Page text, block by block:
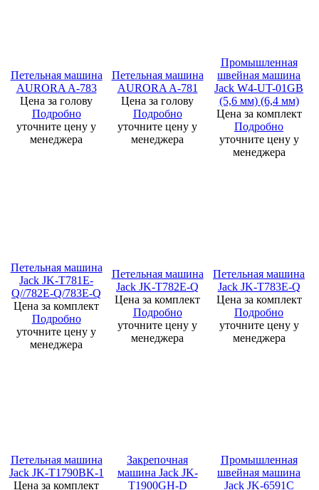
Петельная машина
AURORA A-783
Цена за голову
Подробно
уточните цену у
менеджера
Петельная машина
AURORA A-781
Цена за голову
Подробно
уточните цену у
менеджера
Промышленная
швейная машина
Jack W4-UT-01GB
(5,6 мм) (6,4 мм)
Цена за комплект
Подробно
уточните цену у
менеджера
Петельная машина
Jack JK-T781E-
Q//782E-Q/783E-Q
Цена за комплект
Подробно
уточните цену у
менеджера
Петельная машина
Jack JK-T782E-Q
Цена за комплект
Подробно
уточните цену у
менеджера
Петельная машина
Jack JK-T783E-Q
Цена за комплект
Подробно
уточните цену у
менеджера
Петельная машина
Jack JK-T1790ВK-1
Цена за комплект
Закрепочная
машина Jack JK-
T1900GH-D
Промышленная
швейная машина
Jack JK-6591C